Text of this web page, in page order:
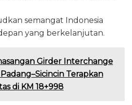
semangat Indonesia
yang berkelanjutan.
Girder Interchange
Terapkan
di KM 18+998